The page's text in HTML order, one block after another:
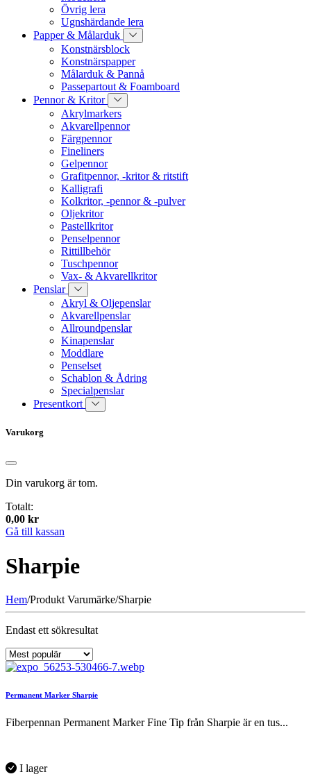
Övrig lera
Ugnshärdande lera
Papper & Målarduk
Konstnärsblock
Konstnärspapper
Målarduk & Pannå
Passepartout & Foamboard
Pennor & Kritor
Akrylmarkers
Akvarellpennor
Färgpennor
Fineliners
Gelpennor
Grafitpennor, -kritor & ritstift
Kalligrafi
Kolkritor, -pennor & -pulver
Oljekritor
Pastellkritor
Penselpennor
Rittillbehör
Tuschpennor
Vax- & Akvarellkritor
Penslar
Akryl & Oljepenslar
Akvarellpenslar
Allroundpenslar
Kinapenslar
Moddlare
Penselset
Schablon & Ådring
Specialpenslar
Presentkort
Varukorg
Din varukorg är tom.
Totalt:
0,00 kr
Gå till kassan
Sharpie
Hem/Produkt Varumärke/Sharpie
Endast ett sökresultat
Permanent Marker Sharpie
Fiberpennan Permanent Marker Fine Tip från Sharpie är en tus...
I lager